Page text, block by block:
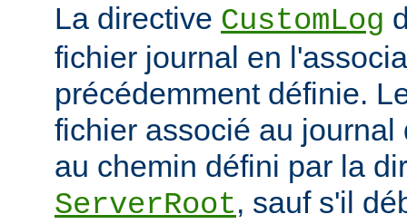
La directive CustomLog
fichier journal en
précédemment définie.
fichier associé au journal
au chemin défini par la
ServerRoot, sauf s'il